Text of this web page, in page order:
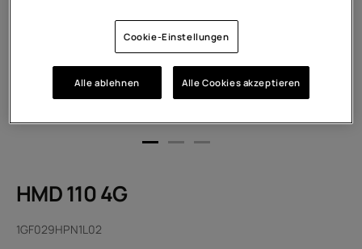
HMD 110 4G
1GF029HPN1L02
Cookie-Einstellungen
Alle ablehnen Alle Cookies akzeptieren